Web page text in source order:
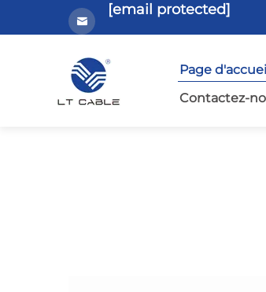
[email protected]
Page
Contactez-